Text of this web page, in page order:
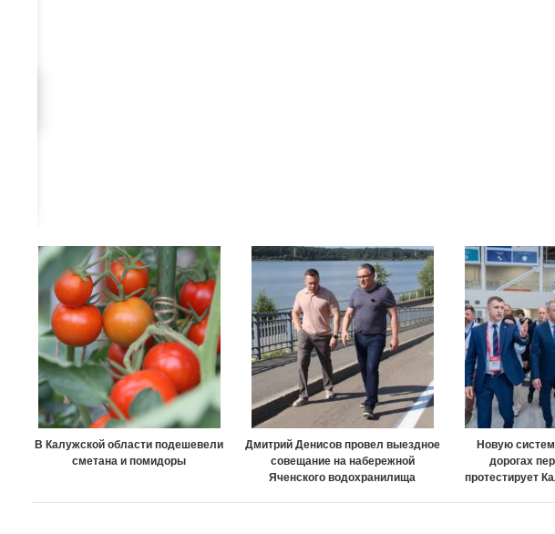
В Калужской области подешевели
сметана и помидоры
Дмитрий Денисов провел выездное
совещание на набережной
Яченского водохранилища
Новую
дорогах
протестирует